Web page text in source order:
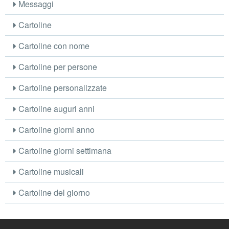
Messaggi
Cartoline
Cartoline con nome
Cartoline per persone
Cartoline personalizzate
Cartoline auguri anni
Cartoline giorni anno
Cartoline giorni settimana
Cartoline musicali
Cartoline del giorno